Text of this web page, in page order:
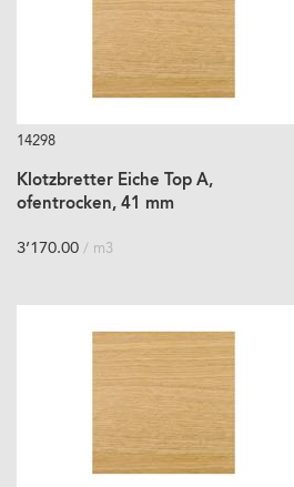
14298
Klotzbretter Eiche Top A,
ofentrocken, 41 mm
3’170.00 / m3